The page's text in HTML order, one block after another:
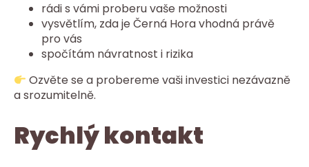
rádi s vámi proberu vaše možnosti
vysvětlím, zda je Černá Hora vhodná právě
pro vás
spočítám návratnost i rizika
Ozvěte se a probereme vaši investici nezávazně
a srozumitelně.
Rychlý kontakt